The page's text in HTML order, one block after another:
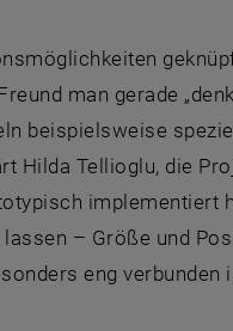
man gerade
beispielsweise
Hilda Tellioglu, die
implementiert
– Größe und
eng verbunden